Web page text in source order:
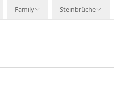
Family Steinbrüche